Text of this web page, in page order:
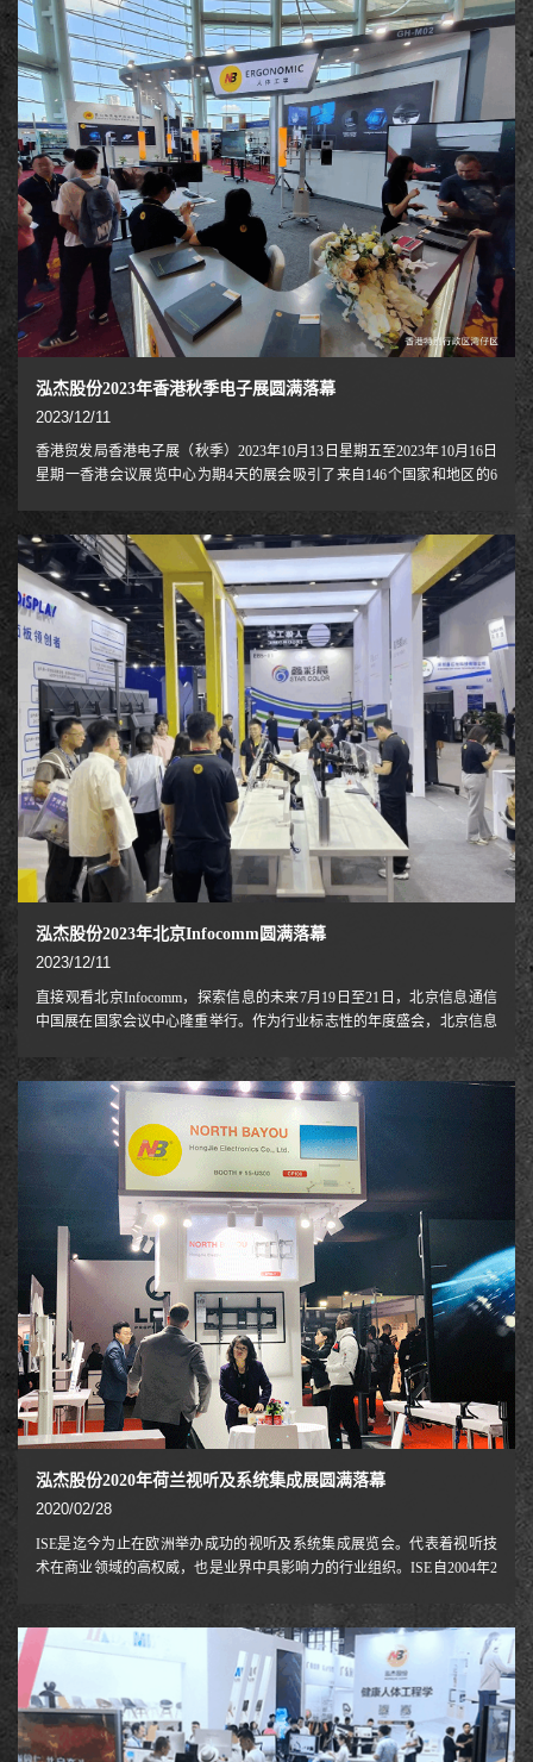
泓杰股份2023年香港秋季电子展圆满落幕
2023/12/11
香港贸发局香港电子展（秋季）2023年10月13日星期五至2023年10月16日
星期一香港会议展览中心为期4天的展会吸引了来自146个国家和地区的6
数量众多；土耳其、阿联酋和中国大陆增长显著。NB North Bayou（NB
Ergonomic）作为人体工学产品的领先制造商之一，展示了我们最新的工效
学电动电视移动手推车、监控台臂、高度可调站立台，获得了极大的曝
光，吸引了众多买家的关注和好评。
泓杰股份2023年北京Infocomm圆满落幕
2023/12/11
直接观看北京Infocomm，探索信息的未来7月19日至21日，北京信息通信
中国展在国家会议中心隆重举行。作为行业标志性的年度盛会，北京信息
太地区备受期待的专业视听和创新技术展，本次展览将汇集400个国内外
领先品牌，展示创新产品、解决方案和综合体验技术，为企业家带来更有
意义的未来，寻求创新和转型的商业领袖和专业视听/IT专业人士。01与传
统的视听支架相比，今年的NB展位更专注于打造“电气化智能”解决方案，
为参展商带来了全新的体验。在展会上，我
泓杰股份2020年荷兰视听及系统集成展圆满落幕
2020/02/28
ISE是迄今为止在欧洲举办成功的视听及系统集成展览会。代表着视听技
术在商业领域的高权威，也是业界中具影响力的行业组织。ISE自2004年2
录。展会汇聚了应用在教育及培训、交通、安防、医疗、娱乐、建筑、企
业和政府部门等领域的视听技术、解决方案，展品涵盖面广，是一场娱乐
技术、显示器与屏幕、数字告示系统、多点触控显示屏等领域国际新技术
及流行趋势的高端汇演。ISE不仅吸引大量观众入场参观，观众的专业程
度更让人侧目，这才是ISE获得成功的主要原因。事实